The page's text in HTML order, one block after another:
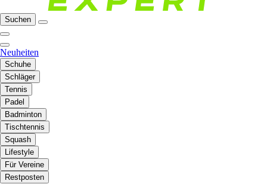
Suchen
Neuheiten
Schuhe
Schläger
Tennis
Padel
Badminton
Tischtennis
Squash
Lifestyle
Für Vereine
Restposten